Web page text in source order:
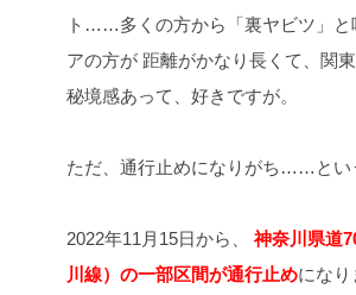
ト……多くの方から「裏ヤビツ」と
アの方が 距離がかなり長くて、関
秘境感あって、好きですが。
ただ、通行止めになりがち……とい
2022年11月15日から、
神奈川県道
川線）の一部区間が通行止めになり